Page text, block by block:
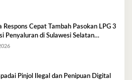
Respons Cepat Tambah Pasokan LPG 3
Penyaluran di Sulawesi Selatan
Kondusif
Pinjol Ilegal dan Penipuan Digital